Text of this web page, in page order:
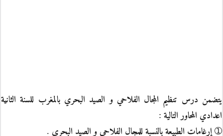
يتضمن درس تنظيم المجال الفلاحي و الصيد البحري بالمغرب للسنة الثانية
اعدادي المحاور التالية :
➀ إرغامات الطبيعة بالنسبة للمجال الفلاحي و الصيد البحري .